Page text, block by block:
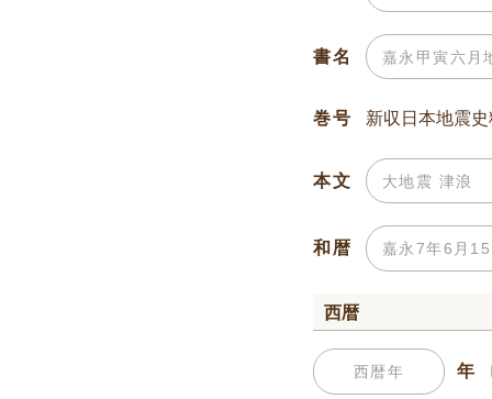
書名
巻号
本文
和暦
西暦
年